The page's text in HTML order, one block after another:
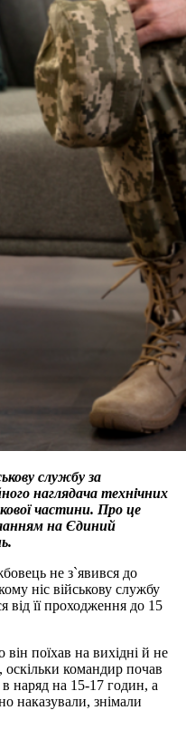
службу за
наглядача технічних
частини. Про це
на Єдиний
не з`явився до
ніс військову службу
від її проходження до 15
поїхав на вихідні й не
оскільки командир почав
наряд на 15-17 годин, а
наказували, знімали